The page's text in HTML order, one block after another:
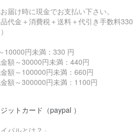
届け時に現金でお支払い下さい。
品代金＋消費税＋送料＋代引き手数料330
10000円未満：330 円
額～30000円未満：440円
額～100000円未満：660円
額～300000円未満：1100円
ットカード（paypal ）